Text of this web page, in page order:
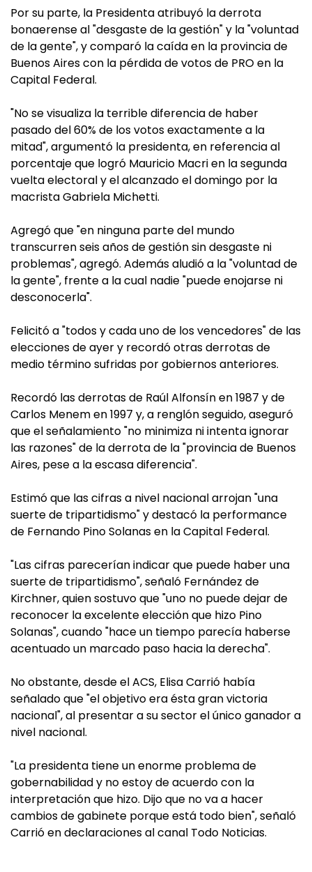
Por su parte, la Presidenta atribuyó la derrota
bonaerense al "desgaste de la gestión" y la "voluntad
de la gente", y comparó la caída en la provincia de
Buenos Aires con la pérdida de votos de PRO en la
Capital Federal.
"No se visualiza la terrible diferencia de haber
pasado del 60% de los votos exactamente a la
mitad", argumentó la presidenta, en referencia al
porcentaje que logró Mauricio Macri en la segunda
vuelta electoral y el alcanzado el domingo por la
macrista Gabriela Michetti.
Agregó que "en ninguna parte del mundo
transcurren seis años de gestión sin desgaste ni
problemas", agregó. Además aludió a la "voluntad de
la gente", frente a la cual nadie "puede enojarse ni
desconocerla".
Felicitó a "todos y cada uno de los vencedores" de las
elecciones de ayer y recordó otras derrotas de
medio término sufridas por gobiernos anteriores.
Recordó las derrotas de Raúl Alfonsín en 1987 y de
Carlos Menem en 1997 y, a renglón seguido, aseguró
que el señalamiento "no minimiza ni intenta ignorar
las razones" de la derrota de la "provincia de Buenos
Aires, pese a la escasa diferencia".
Estimó que las cifras a nivel nacional arrojan "una
suerte de tripartidismo" y destacó la performance
de Fernando Pino Solanas en la Capital Federal.
"Las cifras parecerían indicar que puede haber una
suerte de tripartidismo", señaló Fernández de
Kirchner, quien sostuvo que "uno no puede dejar de
reconocer la excelente elección que hizo Pino
Solanas", cuando "hace un tiempo parecía haberse
acentuado un marcado paso hacia la derecha".
No obstante, desde el ACS, Elisa Carrió había
señalado que "el objetivo era ésta gran victoria
nacional", al presentar a su sector el único ganador a
nivel nacional.
"La presidenta tiene un enorme problema de
gobernabilidad y no estoy de acuerdo con la
interpretación que hizo. Dijo que no va a hacer
cambios de gabinete porque está todo bien", señaló
Carrió en declaraciones al canal Todo Noticias.